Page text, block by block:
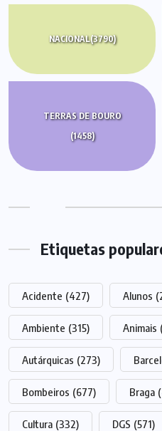
NACIONAL(3790)
TERRAS DE BOURO
(1458)
Etiquetas
Acidente (427) Alunos
Ambiente (315) Animais
Autárquicas (273)
Bombeiros (677) Braga
Cultura (332) DGS (571)